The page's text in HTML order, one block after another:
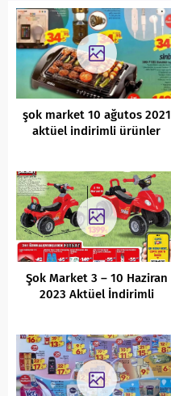
şok market 10 ağutos 2021
aktüel indirimli ürünler
Şok Market 3 – 10 Haziran
2023 Aktüel İndirimli